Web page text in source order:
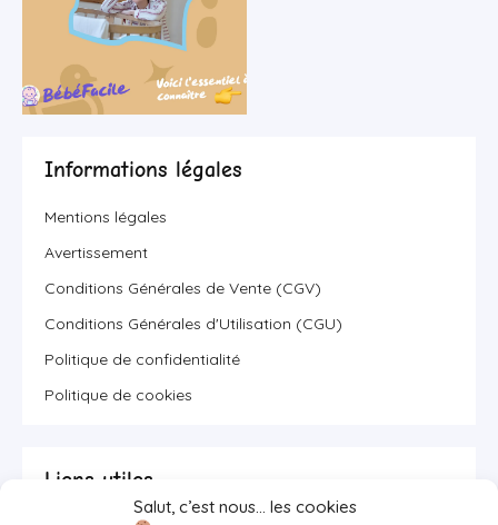
Salut, c’est nous… les cookies
Informations légales
Mentions légales
Avertissement
Conditions Générales de Vente (CGV)
Conditions Générales d'Utilisation (CGU)
Politique de confidentialité
Politique de cookies
Liens utiles